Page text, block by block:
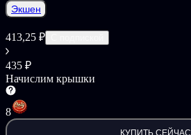
Экшен
413,25 ₽
435 ₽
Начислим крышки
8